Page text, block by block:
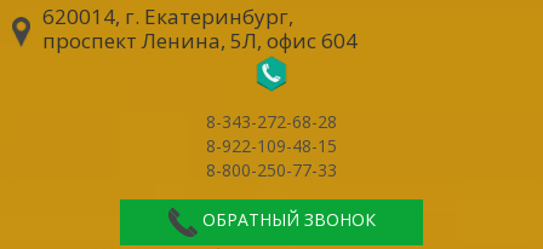
620014, г. Екатеринбург,
проспект Ленина, 5Л, офис 604
8-343-272-68-28
8-922-109-48-15
8-800-250-77-33
ОБРАТНЫЙ ЗВОНОК